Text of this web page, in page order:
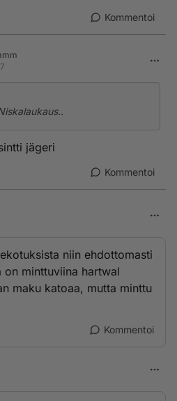
Kommentoi
jägeri
Kommentoi
niin ehdottomasti
minttuviina hartwal
maku katoaa, mutta minttu
Kommentoi